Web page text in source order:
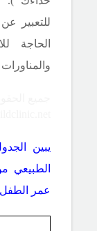
للتعبير
الحاجة
يبين
الطبيعي
عمر